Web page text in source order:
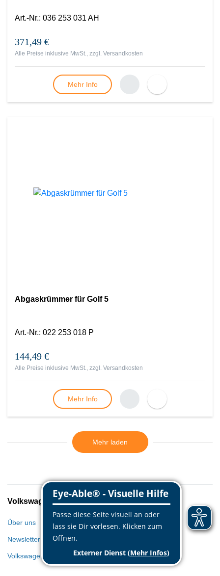
Art.-Nr.: 036 253 031 AH
371,49 €
Alle Preise inklusive MwSt., zzgl. Versandkosten
Mehr Info
Abgaskrümmer für Golf 5
Art.-Nr.: 022 253 018 P
144,49 €
Alle Preise inklusive MwSt., zzgl. Versandkosten
Mehr Info
Mehr laden
Volkswagen Classic Parts
Über uns
Newsletter
Volkswagen Welt